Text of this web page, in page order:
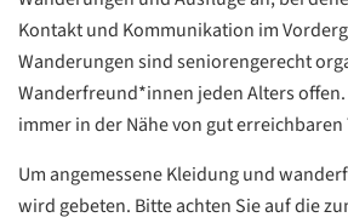
Kontakt und Kommunikation im
Wanderungen sind seniorengerecht
Wanderfreund*innen jeden Alters
immer in der Nähe von gut erreichbaren
Um angemessene Kleidung und
wird gebeten. Bitte achten Sie auf die